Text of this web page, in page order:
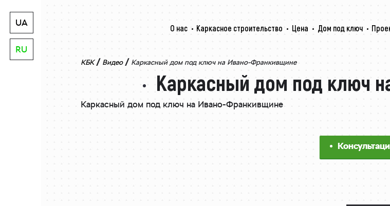
UA
RU
О нас Каркасное строительство Цена Дом под ключ
КБК / Видео / Каркасный дом под ключ на Ивано-Франкивщине
Каркасный дом под ключ
Каркасный дом под ключ на Ивано-Франкивщине